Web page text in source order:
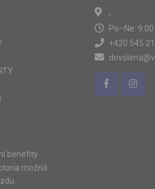
benefity
možná
,
Po–Ne:
+420 545